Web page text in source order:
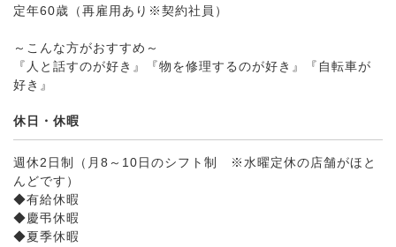
定年60歳（再雇用あり※契約社員）
～こんな方がおすすめ～
『人と話すのが好き』『物を修理するのが好き』『自転車が
好き』
休日・休暇
週休2日制（月8～10日のシフト制 ※水曜定休の店舗がほと
んどです）
◆有給休暇
◆慶弔休暇
◆夏季休暇